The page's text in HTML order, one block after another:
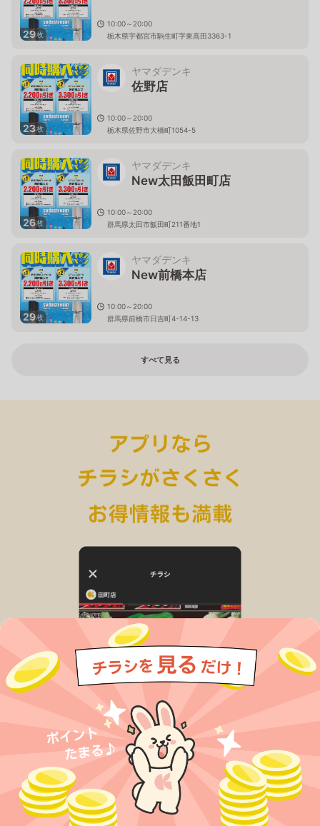
29枚
10:00～20:00
栃木県宇都宮市駒生町字東高田3363-1
23枚
ヤマダデンキ
佐野店
10:00～20:00
栃木県佐野市大橋町1054-5
26枚
ヤマダデンキ
New太田飯田町店
10:00～20:00
群馬県太田市飯田町211番地1
29枚
ヤマダデンキ
New前橋本店
10:00～20:00
群馬県前橋市日吉町4-14-13
すべて見る